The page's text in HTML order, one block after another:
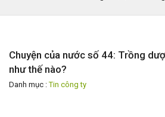
Chuyện của nước số 44: Trồng
như thế nào?
Danh mục :Tin công ty